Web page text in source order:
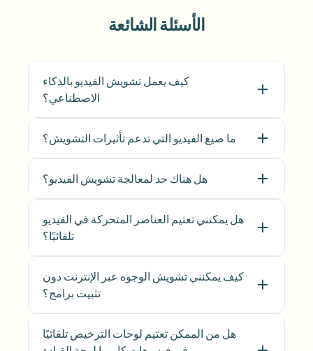
الأسئلة الشائعة
كيف يعمل تشويش الفيديو بالذكاء
الاصطناعي؟
ما صيغ الفيديو التي تدعم تأثيرات التشويش؟
هل هناك حد لمعالجة تشويش الفيديو؟
هل يمكنني تعتيم العناصر المتحركة في الفيديو
تلقائيًا؟
كيف يمكنني تشويش الوجوه عبر الإنترنت دون
تثبيت برامج؟
هل من الممكن تعتيم لوحات الترخيص تلقائيًا